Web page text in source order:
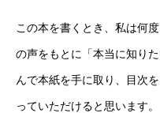
この本を書くとき、私は何
の声をもとに「本当に知り
んで本紙を手に取り、目次
っていただけると思います。